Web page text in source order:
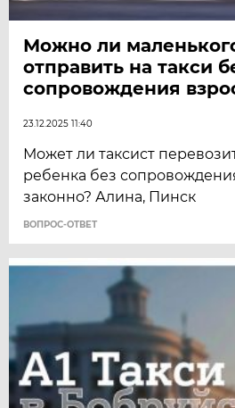
Можно ли
отправить на такси
сопровождения
23.12.2025 11:40
Может ли таксист
ребенка без
законно? Алина, Пинск
ВОПРОС-ОТВЕТ